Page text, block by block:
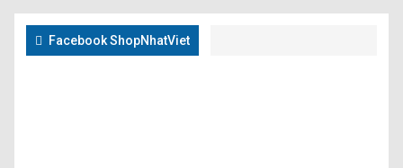
Facebook ShopNhatViet